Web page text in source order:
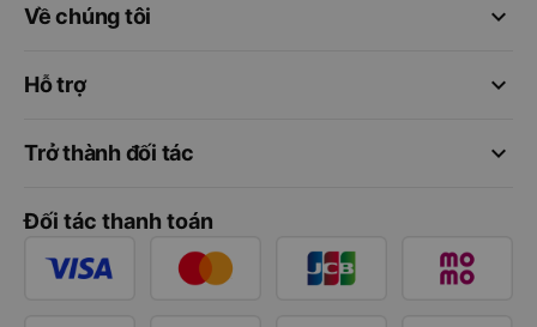
keyboard_arrow_down
Về chúng tôi
keyboard_arrow_down
Hỗ trợ
keyboard_arrow_down
Trở thành đối tác
Đối tác thanh toán